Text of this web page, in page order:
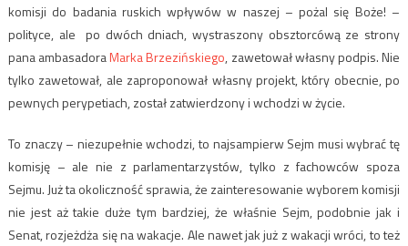
komisji do badania ruskich wpływów w naszej – pożal się Boże! –
polityce, ale po dwóch dniach, wystraszony obsztorcówą ze strony
pana ambasadoraMarka Brzezińskiego, zawetował własny podpis. Nie
tylko zawetował, ale zaproponował własny projekt, który obecnie, po
pewnych perypetiach, został zatwierdzony i wchodzi w życie.
To znaczy – niezupełnie wchodzi, to najsampierw Sejm musi wybrać tę
komisję – ale nie z parlamentarzystów, tylko z fachowców spoza
Sejmu. Już ta okoliczność sprawia, że zainteresowanie wyborem komisji
nie jest aż takie duże tym bardziej, że właśnie Sejm, podobnie jak i
Senat, rozjeżdża się na wakacje. Ale nawet jak już z wakacji wróci, to też